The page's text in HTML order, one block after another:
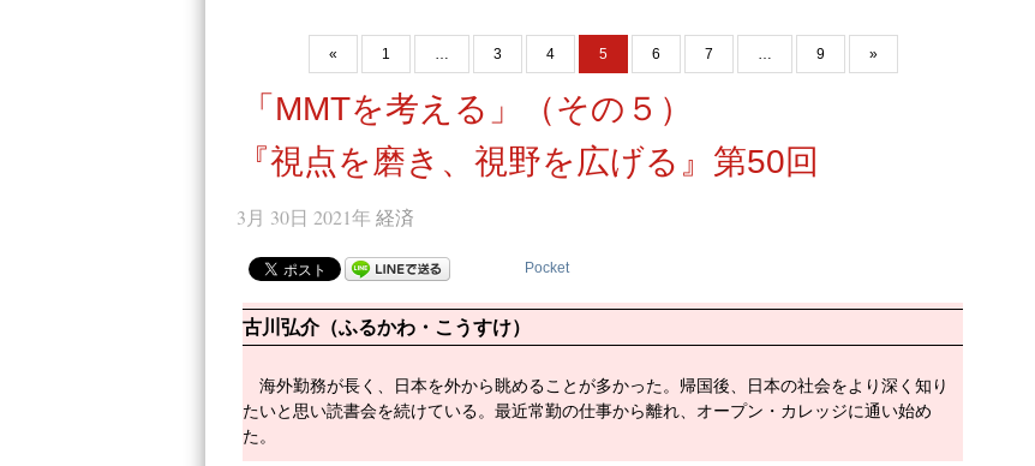
« 1 … 3 4 5 6 7 … 9 »
「MMTを考える」（その５）
『視点を磨き、視野を広げる』第50回
3月 30日 2021年 経済
Pocket
古川弘介（ふるかわ・こうすけ）
海外勤務が長く、日本を外から眺めることが多かった。帰国後、日本の社会をより深く知り
たいと思い読書会を続けている。最近常勤の仕事から離れ、オープン・カレッジに通い始め
た。